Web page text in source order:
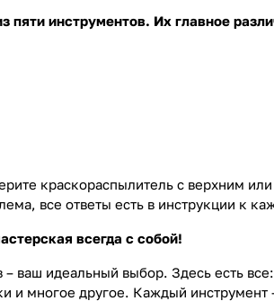
пяти инструментов. Их главное
краскораспылитель с верхним
все ответы есть в инструкции к
всегда с собой!
ваш идеальный выбор. Здесь есть
многое другое. Каждый инструмент